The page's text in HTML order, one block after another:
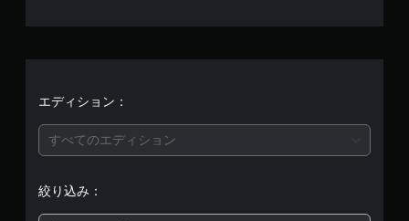
エディション：
すべてのエディション
絞り込み：